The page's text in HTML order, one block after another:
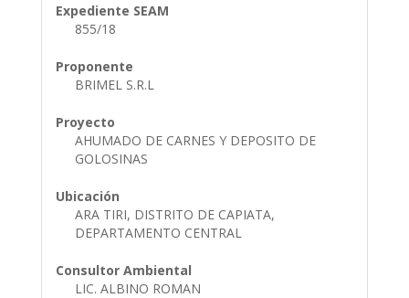
Expediente SEAM
855/18
Proponente
BRIMEL S.R.L
Proyecto
AHUMADO DE CARNES Y DEPOSITO DE
GOLOSINAS
Ubicación
ARA TIRI, DISTRITO DE CAPIATA,
DEPARTAMENTO CENTRAL
Consultor Ambiental
LIC. ALBINO ROMAN